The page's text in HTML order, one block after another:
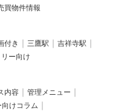
買物件情報
付き 三鷹駅
吉祥寺駅
ー向け
内容
管理メニュー
向けコラム